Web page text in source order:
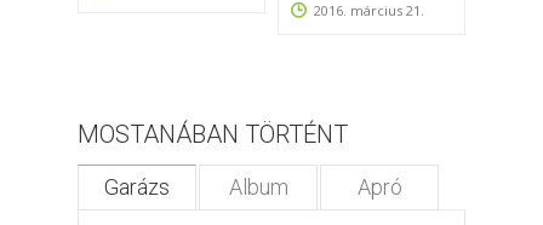
2016. március 21.
MOSTANÁBAN TÖRTÉNT
Garázs Album Apró